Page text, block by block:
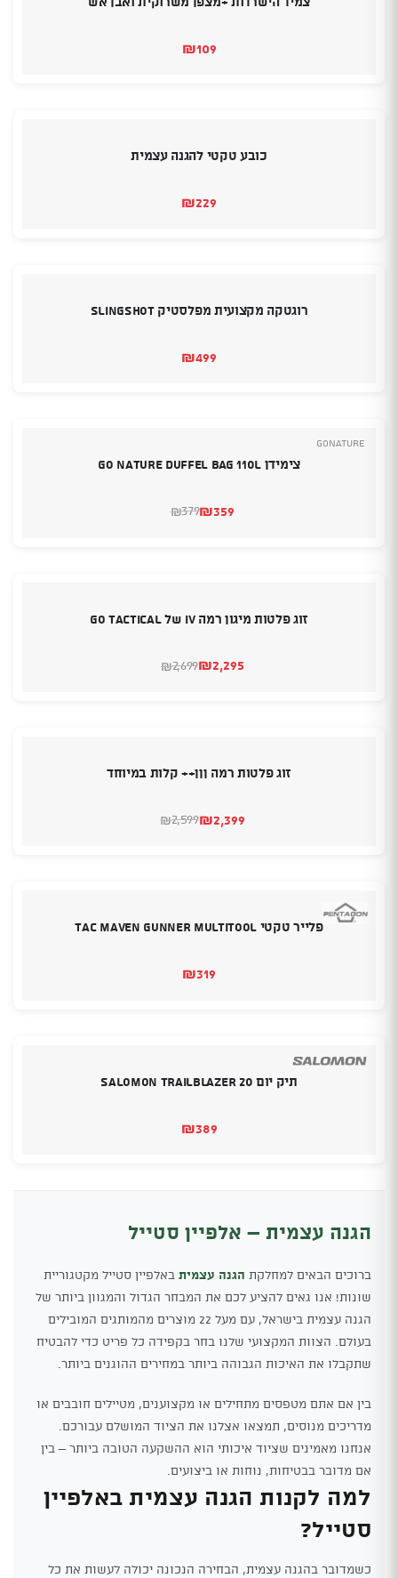
₪109
כובע טקטי להגנה עצמית
₪229
רוגטקה מקצועית מפלסטיק SLINGSHOT
₪499
GoNature
צימידן Go Nature Duffel Bag 110L
₪379
המחיר₪359
המחיר
זוג פלטות מיגון רמה IV של GO TACTICAL
₪2,699
המחיר₪2,295
המחיר
זוג פלטות רמה ןןן++ קלות במיוחד
₪2,599
המחיר₪2,399
המחיר
פלייר טקטי TAC MAVEN GUNNER MULTITOOL
₪319
תיק יום SALOMON TRAILBLAZER 20
₪389
הגנה עצמית – אלפיין סטייל
ברוכים הבאים למחלקת הגנה עצמית באלפיין סטייל מקטגוריית
שונות! אנו גאים להציע לכם את המבחר הגדול והמגוון ביותר של
הגנה עצמית בישראל, עם מעל 22 מוצרים מהמותגים המובילים
בעולם. הצוות המקצועי שלנו בחר בקפידה כל פריט כדי להבטיח
שתקבלו את האיכות הגבוהה ביותר במחירים ההוגנים ביותר.
בין אם אתם מטפסים מתחילים או מקצוענים, מטיילים חובבים או
מדריכים מנוסים, תמצאו אצלנו את הציוד המושלם עבורכם.
אנחנו מאמינים שציוד איכותי הוא ההשקעה הטובה ביותר – בין
אם מדובר בבטיחות, נוחות או ביצועים.
למה לקנות הגנה עצמית באלפיין
סטייל?
כשמדובר בהגנה עצמית, הבחירה הנכונה יכולה לעשות את כל